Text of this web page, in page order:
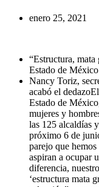
enero 25, 2021
“Estructura,
Estado de México
Nancy Toriz,
acabó el
Estado de
mujeres y
las 125 alcaldías
próximo 6 de
parejo que
aspiran a ocupar
diferencia,
‘estructura mata